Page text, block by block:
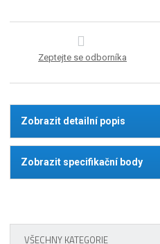
Zeptejte se odborníka
Zobrazit detailní popis
Zobrazit specifikační body
VŠECHNY KATEGORIE